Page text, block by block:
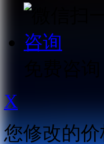
咨询
X
您修改的